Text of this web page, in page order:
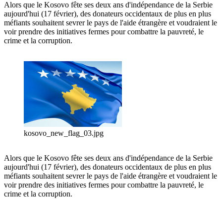
Alors que le Kosovo fête ses deux ans d'indépendance de la Serbie
aujourd'hui (17 février), des donateurs occidentaux de plus en plus
méfiants souhaitent sevrer le pays de l'aide étrangère et voudraient le
voir prendre des initiatives fermes pour combattre la pauvreté, le
crime et la corruption.
kosovo_new_flag_03.jpg
Alors que le Kosovo fête ses deux ans d'indépendance de la Serbie
aujourd'hui (17 février), des donateurs occidentaux de plus en plus
méfiants souhaitent sevrer le pays de l'aide étrangère et voudraient le
voir prendre des initiatives fermes pour combattre la pauvreté, le
crime et la corruption.